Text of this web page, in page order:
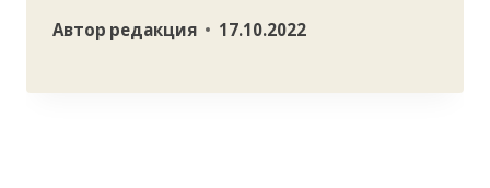
Автор редакция 17.10.2022